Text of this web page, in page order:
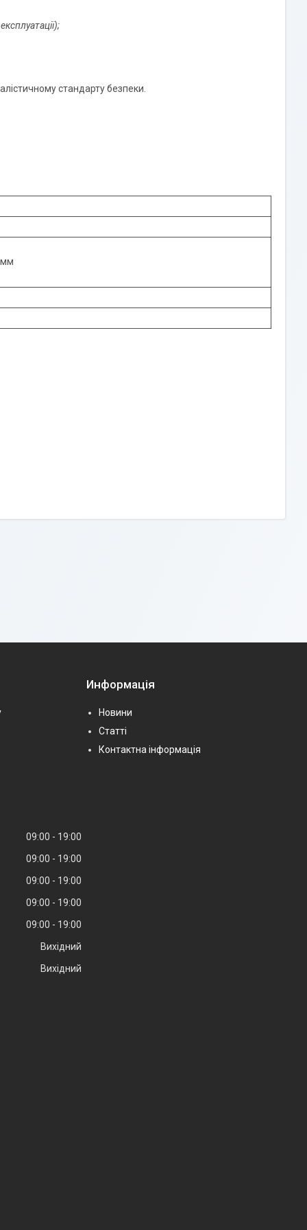
стандарту безпеки.
мм
Информація
Новини
Статті
Контактна інформація
09:00
19:00
09:00
19:00
09:00
19:00
09:00
19:00
09:00
19:00
Вихідний
Вихідний